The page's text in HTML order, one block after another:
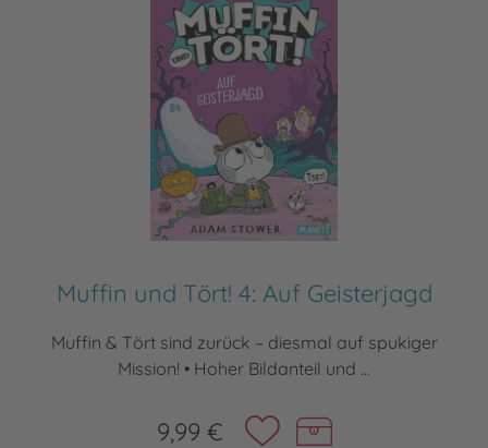
Muffin und Tört! 4: Auf Geisterjagd
Muffin & Tört sind zurück – diesmal auf spukiger
Mission! • Hoher Bildanteil und ...
9,99 €